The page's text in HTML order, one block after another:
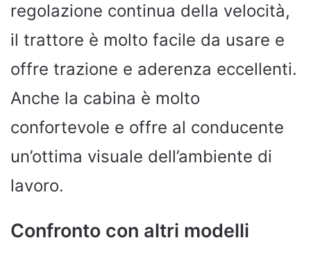
regolazione continua della velocità,
il trattore è molto facile da usare e
offre trazione e aderenza eccellenti.
Anche la cabina è molto
confortevole e offre al conducente
un’ottima visuale dell’ambiente di
lavoro.
Confronto con altri modelli